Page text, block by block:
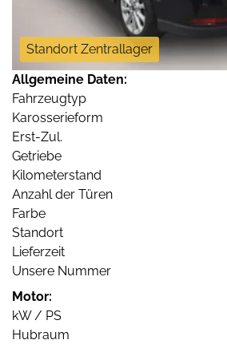
Standort Zentrallager
Allgemeine Daten:
Fahrzeugtyp
Karosserieform
Erst-Zul.
Getriebe
Kilometerstand
Anzahl der Türen
Farbe
Standort
Lieferzeit
Unsere Nummer
Motor:
kW / PS
Hubraum